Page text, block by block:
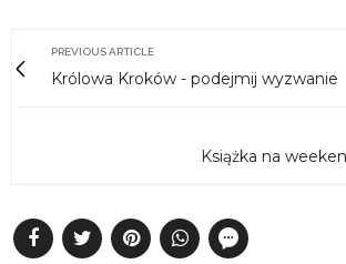
PREVIOUS ARTICLE
Królowa Kroków - podejmij wyzwanie
Książka na